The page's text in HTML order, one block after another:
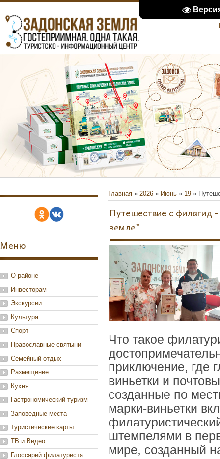
Меню
О районе
Инвесторам
Экскурсии
Культура
Спорт
Православные святыни
Семейный отдых
Размещение
Кухня
Гастрономический туризм
Заповедные места
Туристические карты
ТВ и Видео
Глоссарий филатуриста
Главная » 2026 » Июнь » 19 »
Путешествие с филагид
земле"
Что такое
приключение, где
виньетки и
созданные по
марки-виньетки
штемпелями в
мире, созданный